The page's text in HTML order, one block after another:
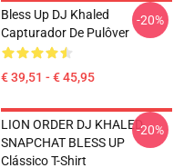
Bless Up DJ Khaled
Capturador De Pulôver
€ 39,51 - € 45,95
-20%
LION ORDER DJ KHALED
SNAPCHAT BLESS UP
Clássico T-Shirt
-20%